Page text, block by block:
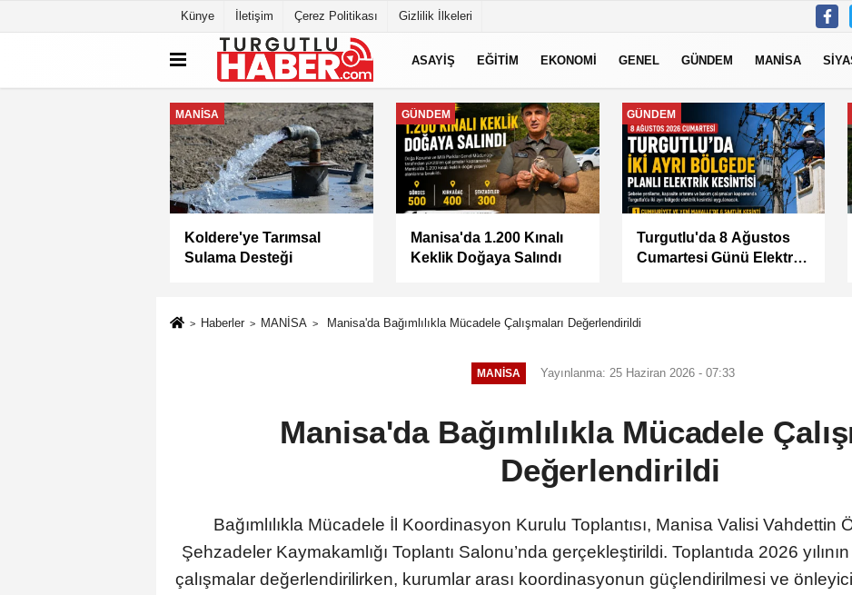
Künye İletişim Çerez Politikası Gizlilik İlkeleri
ASAYİŞ EĞİTİM EKONOMİ GENEL GÜNDEM MANİSA
MANİSA
Keli Mahallesi'nde Asfalt
Çalışması Tamamlandı
MANİSA
BAŞKAN ŞİMŞEK
SAHADAKİ
MANİSA
KÜÇÜK SANAYİ
SİTESİ'NİN SORUNLARI
Haberler MANİSA Manisa'da Bağımlılıkla Mücadele Çalışmaları Değerlendirildi
MANİSA Yayınlanma: 25 Haziran 2026 - 07:33
Manisa'da Bağımlılıkla Mücadele
Değerlendirildi
Bağımlılıkla Mücadele İl Koordinasyon Kurulu Toplantısı, Manisa Valisi Vahdettin
Şehzadeler Kaymakamlığı Toplantı Salonu’nda gerçekleştirildi. Toplantıda 2026
çalışmalar değerlendirilirken, kurumlar arası koordinasyonun güçlendirilmesi ve önleyici